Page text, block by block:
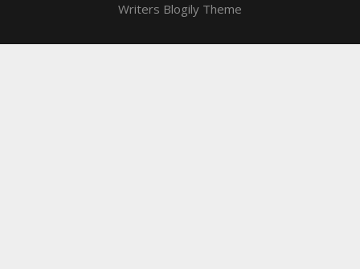
Writers Blogily Theme